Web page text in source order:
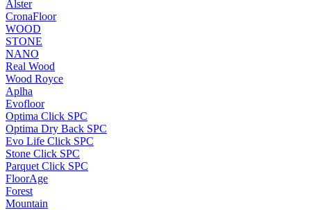
Alster
CronaFloor
WOOD
STONE
NANO
Real Wood
Wood Royce
Aplha
Evofloor
Optima Click SPC
Optima Dry Back SPC
Evo Life Click SPC
Stone Click SPC
Parquet Click SPC
FloorAge
Forest
Mountain